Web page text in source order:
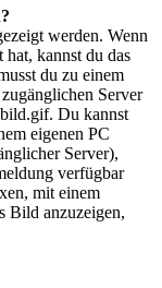
werden. Wenn
kannst du das
du zu einem
Server
Du kannst
eigenen PC
Server),
verfügbar
mit einem
Bild anzuzeigen,